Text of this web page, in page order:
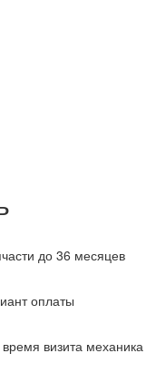
до 36 месяцев
оплаты
визита механика